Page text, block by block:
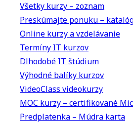
Všetky kurzy – zoznam
Preskúmajte ponuku –
Online kurzy a vzdelávanie
Termíny IT kurzov
Dlhodobé IT štúdium
Výhodné balíky kurzov
VideoClass videokurzy
MOC kurzy – certifikované
Predplatenka – Múdra karta